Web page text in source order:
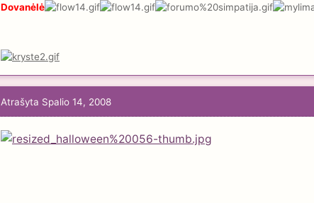
Dovanėlė
Atrašyta Spalio 14, 2008